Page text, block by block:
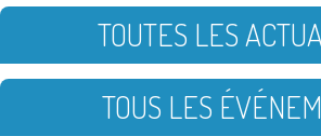
TOUTES LES
TOUS LES